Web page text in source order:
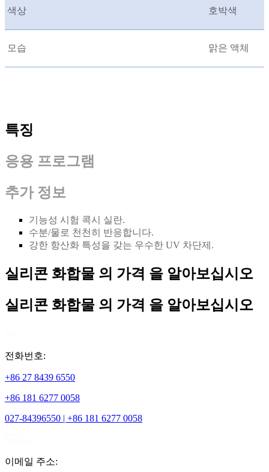
색상 호박색
모습 맑은 액체
특징
응용 프로그램
추가 정보
기능성 시험 콕시 실란.
수분/물로 천천히 반응합니다.
강한 항산화 특성을 갖는 우수한 UV 차단제.
실리콘 화합물 의 가격 을 알아보십시오
실리콘 화합물 의 가격 을 알아보십시오
전화번호:
+86 27 8439 6550
+86 181 6277 0058
027-84396550 | +86 181 6277 0058
이메일 주소: